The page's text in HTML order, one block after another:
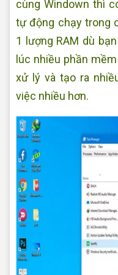
cùng Windown thì
tự động chạy trong
1 lượng RAM dù
lúc nhiều phần
xử lý và tạo ra
việc nhiều hơn.